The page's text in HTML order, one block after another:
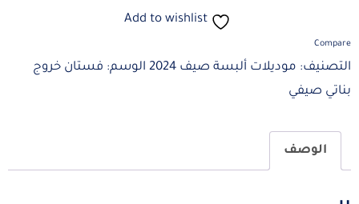
Add to wishlist
Compare
التصنيف: موديلات ألبسة صيف 2024 الوسم: فستان خروج
بناتي صيفي
الوصف